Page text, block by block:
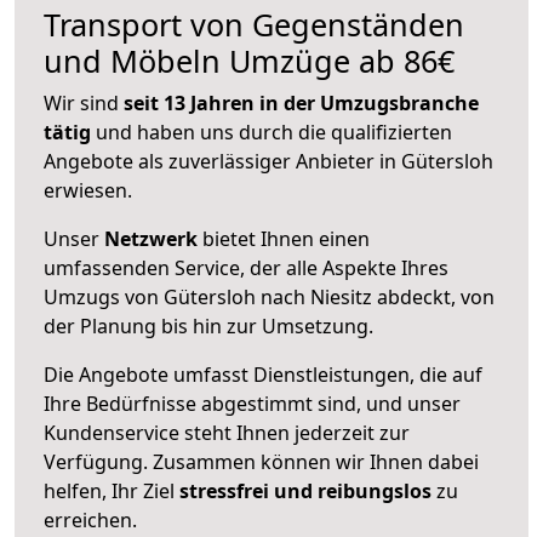
Transport von Gegenständen
und Möbeln Umzüge ab 86€
Wir sind seit 13 Jahren in der Umzugsbranche
tätig und haben uns durch die qualifizierten
Angebote als zuverlässiger Anbieter in Gütersloh
erwiesen.
Unser Netzwerk bietet Ihnen einen
umfassenden Service, der alle Aspekte Ihres
Umzugs von Gütersloh nach Niesitz abdeckt, von
der Planung bis hin zur Umsetzung.
Die Angebote umfasst Dienstleistungen, die auf
Ihre Bedürfnisse abgestimmt sind, und unser
Kundenservice steht Ihnen jederzeit zur
Verfügung. Zusammen können wir Ihnen dabei
helfen, Ihr Ziel stressfrei und reibungsloszu
erreichen.